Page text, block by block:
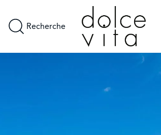
Recherche